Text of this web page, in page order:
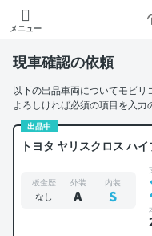
メニュー
現車確認の依頼
以下の出品車両についてモビリ
よろしければ必須の項目を入力
出品中
トヨタ ヤリスクロス ハ
板金歴
なし
外装
A
内装
S